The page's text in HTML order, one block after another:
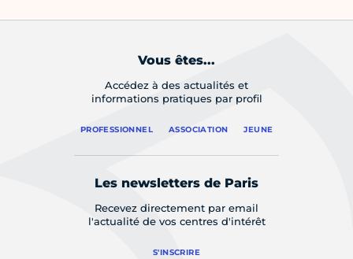
Vous êtes...
Accédez à des actualités et
informations pratiques par profil
PROFESSIONNEL ASSOCIATION JEUNE
Les newsletters de Paris
Recevez directement par email
l'actualité de vos centres d'intérêt
S'INSCRIRE